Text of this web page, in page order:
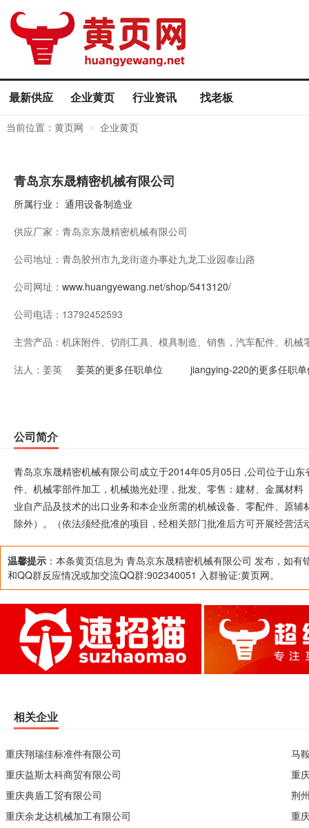
最新供应 企业黄页 行业资讯 找老板
当前位置： 黄页网 > 企业黄页
青岛京东晟精密机械有限公司
所属行业： 通用设备制造业
供应厂家： 青岛京东晟精密机械有限公司
公司地址： 青岛胶州市九龙街道办事处九龙工业园泰山路
公司网址： www.huangyewang.net/shop/5413120/
公司电话： 13792452593
主营产品： 机床附件、切削工具、模具制造、销售，汽车配件、机
零售：建材、金属材料（不含贵重金属）、钢材、五金
法人： 姜英 姜英的更多任职单位 jiangying-220的更多任职
公司简介
青岛京东晟精密机械有限公司成立于2014年05月05日 ,公司位于山
件、机械零部件加工，机械抛光处理，批发、零售：建材、金属材
业自产品及技术的出口业务和本企业所需的机械设备、零配件、原
除外）。（依法须经批准的项目，经相关部门批准后方可开展经营活
温馨提示 ：本条黄页信息为 青岛京东晟精密机械有限公司 发布，如有
和QQ群反应情况或加交流QQ群:902340051 入群验证:黄页网。
相关企业
重庆翔瑞佳标准件有限公司
重庆益斯太科商贸有限公司
重庆典盾工贸有限公司
重庆余龙达机械加工有限公司
马
重
荆
重